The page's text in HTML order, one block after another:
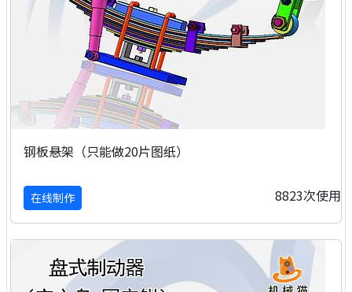
钢板悬架（只能做20片图纸）
在线制作 8823次使用